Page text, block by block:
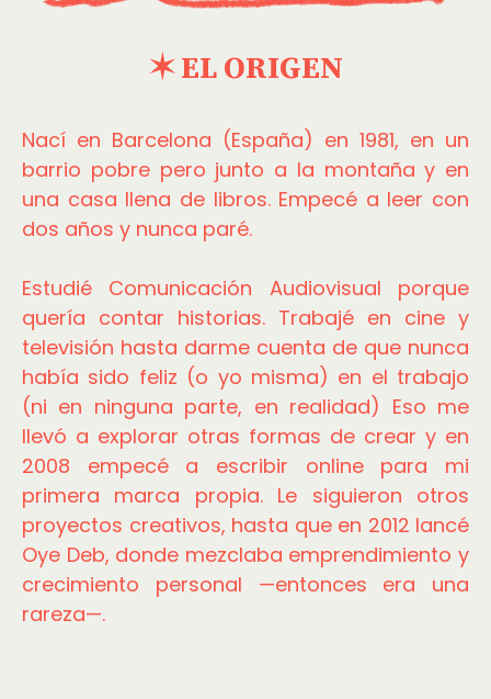
✶ EL ORIGEN
Nací en Barcelona (España) en 1981, en un
barrio pobre pero junto a la montaña y en
una casa llena de libros. Empecé a leer con
dos años y nunca paré.
Estudié Comunicación Audiovisual porque
quería contar historias. Trabajé en cine y
televisión hasta darme cuenta de que nunca
había sido feliz (o yo misma) en el trabajo
(ni en ninguna parte, en realidad) Eso me
llevó a explorar otras formas de crear y en
2008 empecé a escribir online para mi
primera marca propia. Le siguieron otros
proyectos creativos, hasta que en 2012 lancé
Oye Deb, donde mezclaba emprendimiento y
crecimiento personal —entonces era una
rareza—.